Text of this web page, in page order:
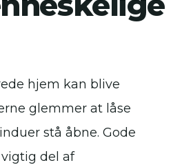
hjem kan blive
glemmer at låse
stå åbne. Gode
del af